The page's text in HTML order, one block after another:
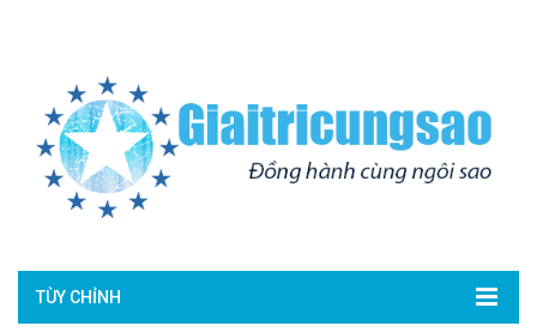
TÙY CHỈNH